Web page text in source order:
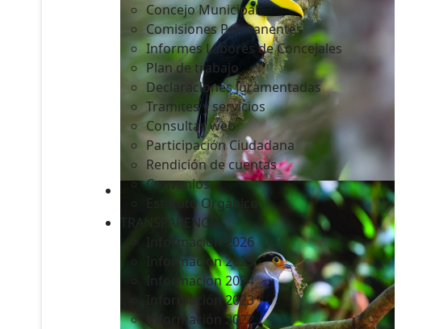
Concejo Municipal
Comisiones Permanentes
Informes Labores de Concejales
Plan de trabajo
Declaraciones Juramentadas
Tramites y servicios
Consultas web
Participación Ciudadana
Rendición de cuentas
Convenios
Estatuto Orgánico
TRANSPARENCIA
Informacion 2026
Informacion 2025
Informacion 2024
Información 2023
Información 2022